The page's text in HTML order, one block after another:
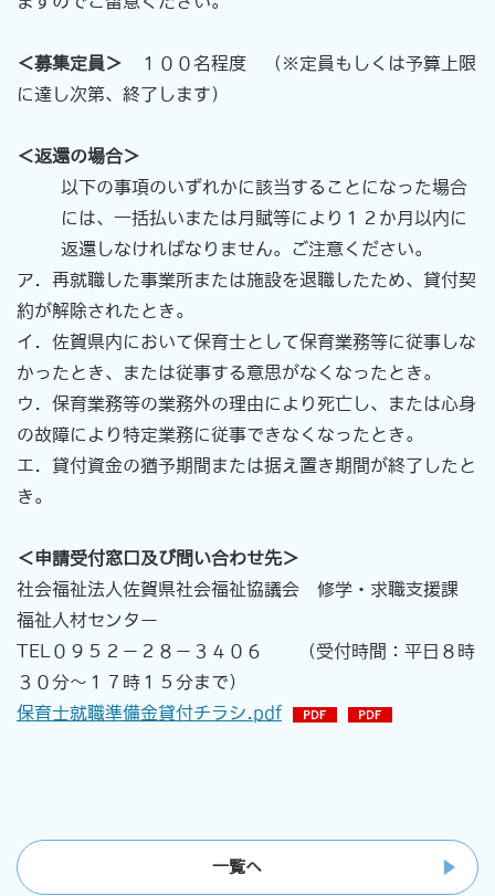
＜募集定員＞ １００名程度 （※定員もしくは予算上限
に達し次第、終了します）
＜返還の場合＞
以下の事項のいずれかに該当することになった場合
には、一括払いまたは月賦等により １２か月以内に
返還 しなければなり ません。ご注意ください。
ア．再就職した事業所または施設を退職したため、貸付契
約が解除されたとき。
イ．佐賀県内において保育士として保育業務等に従事しな
かったとき、または従事する意思がなくなったとき。
ウ．保育業務等の業務外の理由により死亡し、または心身
の故障により特定業務に従事できなくなったとき。
エ．貸付資金の猶予期間または据え置き期間が終了したと
き。
＜申請受付窓口及び問い合わせ先＞
社会福祉法人佐賀県社会福祉協議会 修学・求職支援課
福祉人材センター
TEL０９５２－２８－３４０６ （受付時間：平日８時
３０分～１７時１５分まで）
保育士就職準備金貸付チラシ.pdf
一覧へ